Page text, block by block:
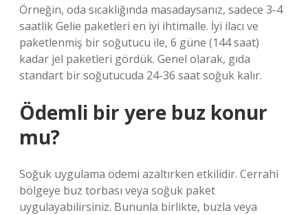
Örneğin, oda sıcaklığında masadaysanız, sadece 3-4
saatlik Gelie paketleri en iyi ihtimalle. İyi ilacı ve
paketlenmiş bir soğutucu ile, 6 güne (144 saat)
kadar jel paketleri gördük. Genel olarak, gıda
standart bir soğutucuda 24-36 saat soğuk kalır.
Ödemli bir yere buz konur
mu?
Soğuk uygulama ödemi azaltırken etkilidir. Cerrahi
bölgeye buz torbası veya soğuk paket
uygulayabilirsiniz. Bununla birlikte, buzla veya